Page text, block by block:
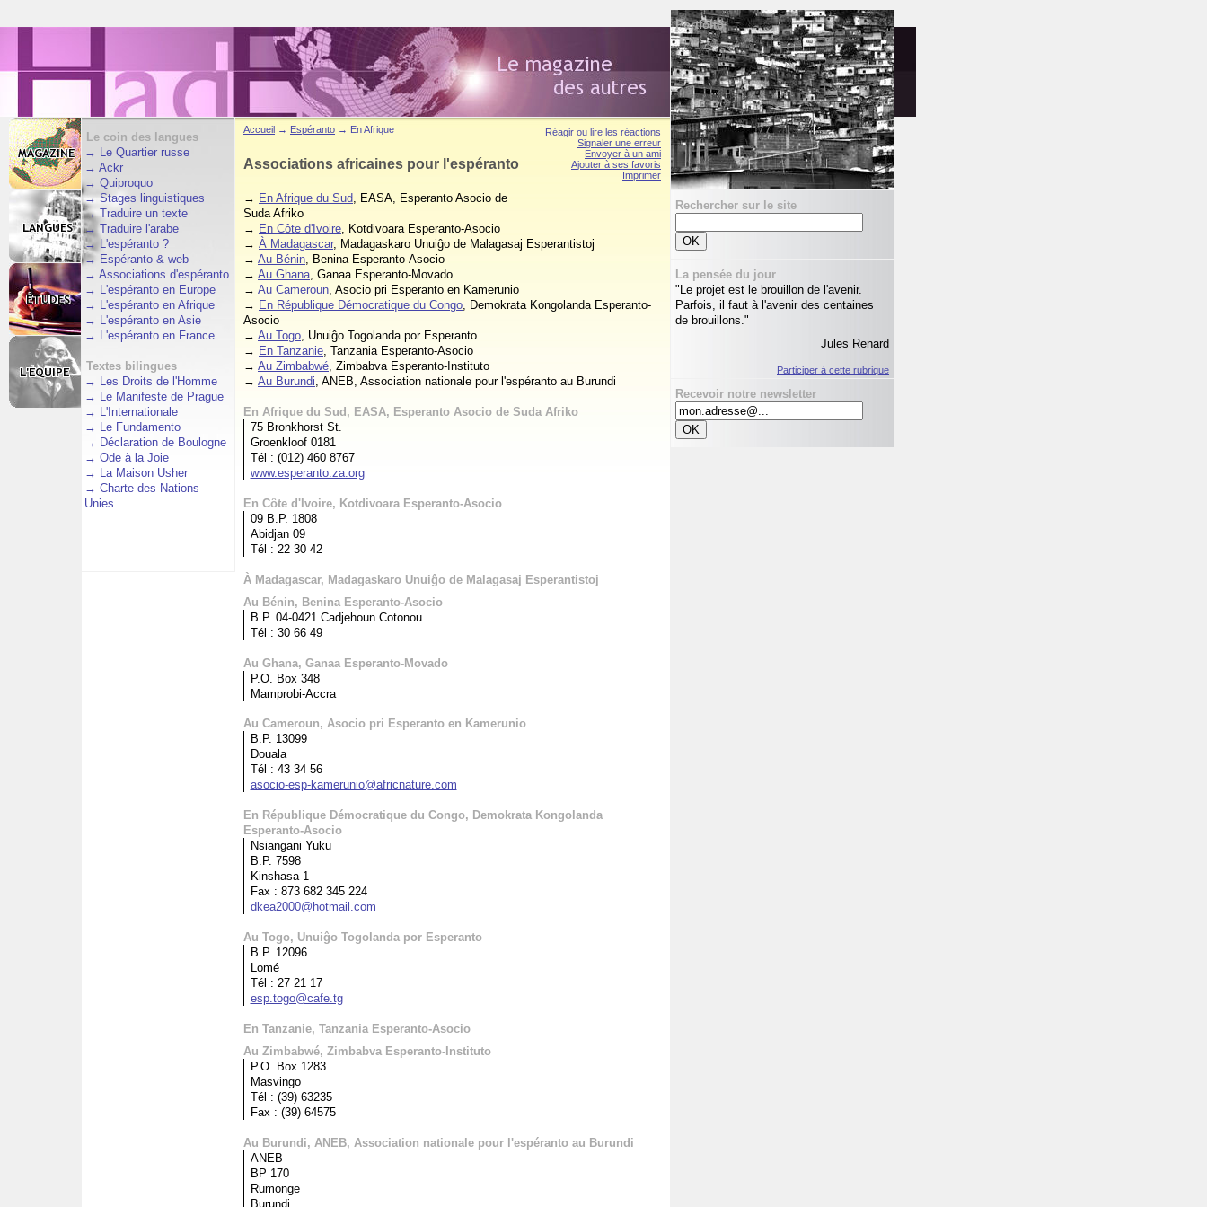
Réagir ou lire les réactions
Signaler une erreur
Envoyer à un ami
Ajouter à ses favoris
Imprimer
Accueil → Espéranto → En Afrique
Associations africaines pour l'espéranto
→ En Afrique du Sud, EASA, Esperanto Asocio de
Suda Afriko
→ En Côte d'Ivoire, Kotdivoara Esperanto-Asocio
→ À Madagascar, Madagaskaro Unuiĝo de Malagasaj Esperantistoj
→ Au Bénin, Benina Esperanto-Asocio
→ Au Ghana, Ganaa Esperanto-Movado
→ Au Cameroun, Asocio pri Esperanto en Kamerunio
→ En République Démocratique du Congo, Demokrata Kongolanda Esperanto-
Asocio
→ Au Togo, Unuiĝo Togolanda por Esperanto
→ En Tanzanie, Tanzania Esperanto-Asocio
→ Au Zimbabwé, Zimbabva Esperanto-Instituto
→ Au Burundi, ANEB, Association nationale pour l'espéranto au Burundi
En Afrique du Sud, EASA, Esperanto Asocio de Suda Afriko
75 Bronkhorst St.
Groenkloof 0181
Tél : (012) 460 8767
www.esperanto.za.org
En Côte d'Ivoire, Kotdivoara Esperanto-Asocio
09 B.P. 1808
Abidjan 09
Tél : 22 30 42
À Madagascar, Madagaskaro Unuiĝo de Malagasaj Esperantistoj
Au Bénin, Benina Esperanto-Asocio
B.P. 04-0421 Cadjehoun Cotonou
Tél : 30 66 49
Au Ghana, Ganaa Esperanto-Movado
P.O. Box 348
Mamprobi-Accra
Au Cameroun, Asocio pri Esperanto en Kamerunio
B.P. 13099
Douala
Tél : 43 34 56
asocio-esp-kamerunio@africnature.com
En République Démocratique du Congo, Demokrata Kongolanda
Esperanto-Asocio
Nsiangani Yuku
B.P. 7598
Kinshasa 1
Fax : 873 682 345 224
dkea2000@hotmail.com
Au Togo, Unuiĝo Togolanda por Esperanto
B.P. 12096
Lomé
Tél : 27 21 17
esp.togo@cafe.tg
En Tanzanie, Tanzania Esperanto-Asocio
Au Zimbabwé, Zimbabva Esperanto-Instituto
P.O. Box 1283
Masvingo
Tél : (39) 63235
Fax : (39) 64575
Au Burundi, ANEB, Association nationale pour l'espéranto au Burundi
ANEB
BP 170
Rumonge
Burundi
Le coin des langues
→
Le Quartier russe
→ Ackr
→ Quiproquo
→Stages linguistiques
→Traduire un texte
→ Traduire l'arabe
→
L'espéranto ?
→ Espéranto & web
→ Associations d'espéranto
→
L'espéranto en Europe
→
L'espéranto en Afrique
→
L'espéranto en Asie
→
L'espéranto en France
Textes bilingues
→ Les Droits de l'Homme
→ Le Manifeste de Prague
→ L'Internationale
→ Le Fundamento
→ Déclaration de Boulogne
→ Ode à la Joie
→ La Maison Usher
→ Charte des Nations
Unies
Portfolio
Rechercher sur le site
La pensée du jour
"Le projet est le brouillon de l'avenir.
Parfois, il faut à l'avenir des centaines
de brouillons."
Jules Renard
Participer à cette rubrique
Recevoir notre newsletter